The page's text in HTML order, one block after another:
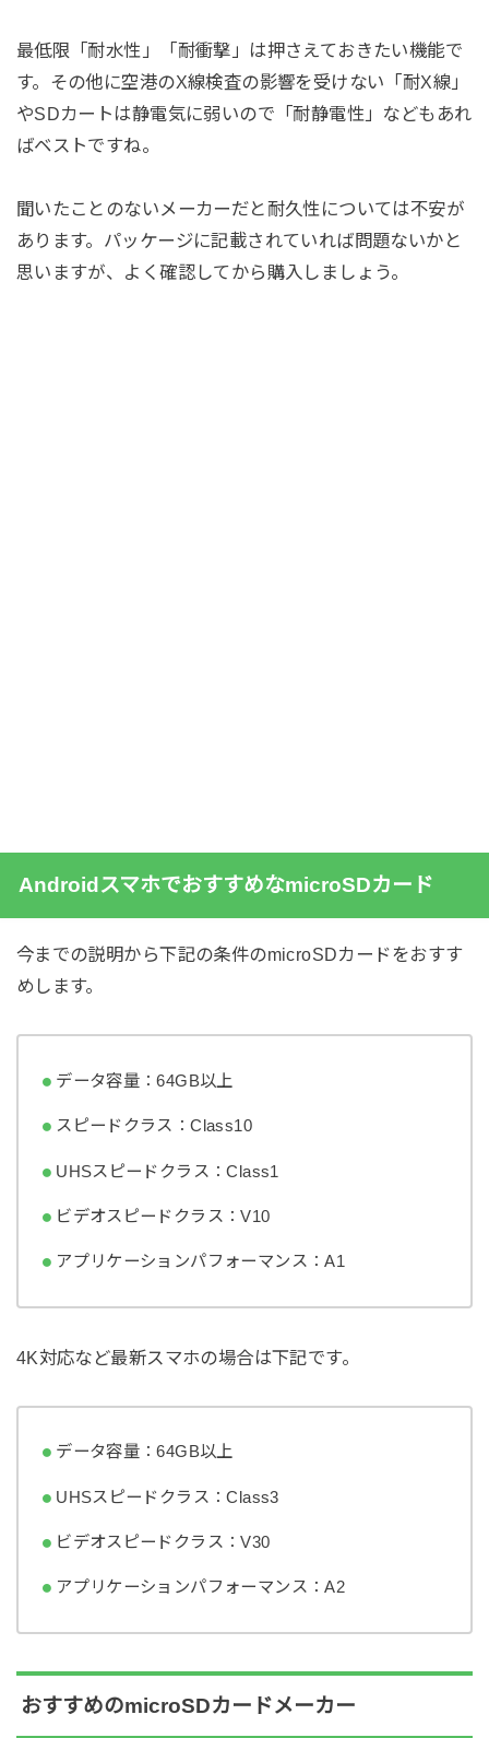
最低限「耐水性」「耐衝撃」は押さえておきたい機能で
す。その他に空港のX線検査の影響を受けない「耐X線」
やSDカートは静電気に弱いので「耐静電性」などもあれ
ばベストですね。
聞いたことのないメーカーだと耐久性については不安が
あります。パッケージに記載されていれば問題ないかと
思いますが、よく確認してから購入しましょう。
AndroidスマホでおすすめなmicroSDカード
今までの説明から下記の条件のmicroSDカードをおすす
めします。
データ容量：64GB以上
スピードクラス：Class10
UHSスピードクラス：Class1
ビデオスピードクラス：V10
アプリケーションパフォーマンス：A1
4K対応など最新スマホの場合は下記です。
データ容量：64GB以上
UHSスピードクラス：Class3
ビデオスピードクラス：V30
アプリケーションパフォーマンス：A2
おすすめのmicroSDカードメーカー